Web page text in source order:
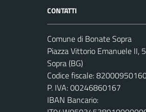
CONTATTI
Comune di Bonate Sopra
Piazza Vittorio Emanuele II,
Sopra (BG)
Codice fiscale:
P. IVA: 00246860167
IBAN Bancario: